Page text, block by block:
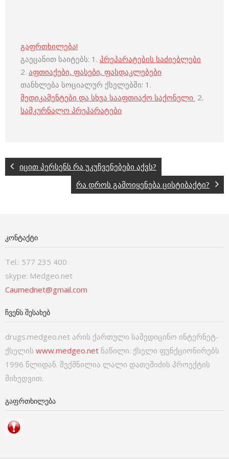
გაფრთხილება!
გაეცანით საიტებს: 1. პრეპარატების საძიებლები
2. აფთიაქები, ფასები, ფასდაკლებები
თანხლება სოციალურ ქსელებში: 1.
მედიკამენტები და სხვა სააფთიაქო საქონელი 2.
სამკურნალო პრეპარატები
იცით პერსენს რა უკუჩვენებები აქვს?
რა დროს გამოიყენება ცისტიბაქტი?
ᲙᲝᲜᲢᲐᲥᲢᲘ
Tel.: 577 235 400
skype: Medgeo.net
Caumednet@gmail.com
ᲩᲕᲔᲜᲡ ᲨᲔᲡᲐᲮᲔᲑ
drugs.medgeo.net არის ქართული სამედიცინო ინტერნეტ-
ქსელის www.medgeo.net ნაწილი. ქსელი ფუნქციონირებს
1996 წლიდან. შექმნილია ლალი დათეშიძის პროექტის
მიხედვით.
ᲒᲐᲤᲠᲗᲮᲘᲚᲔᲑᲐ